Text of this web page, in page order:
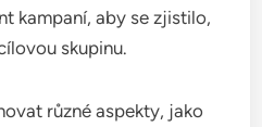
kampaní, aby se zjistilo,
skupinu.
různé aspekty, jako